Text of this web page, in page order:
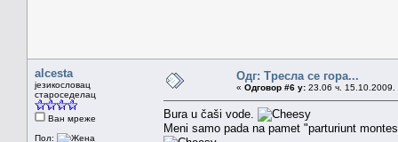
alcesta
језикословац
староседелац
Ван мреже
Пол:
Одг: Тресла се гора...
« Одговор #6 у: 23.06 ч. 15.10.2009.
Bura u čaši vode.
Meni samo pada na pamet "parturiunt